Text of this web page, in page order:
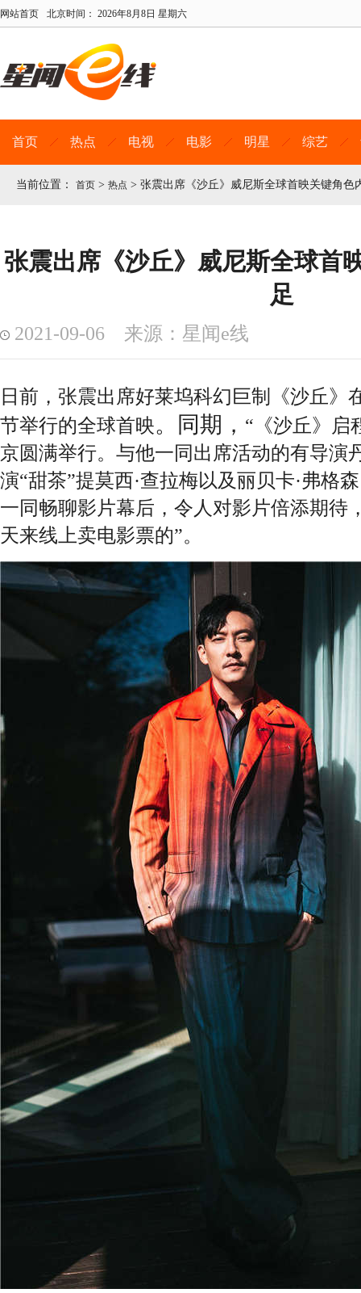
网站首页 北京时间： 2026年8月8日 星期六
首页 热点 电视 电影 明星 综艺
当前位置： 首页 > 热点 > 张震出席《沙丘》威尼斯全球首映关键角色
张震出席《沙丘》威尼斯全球首
足
2021-09-06 来源：星闻e线
日前，张震出席好莱坞科幻巨制《沙丘》
节举行的全球首映。 同期， “《沙丘》启
京圆满举行。与他一同出席活动的有导演
演“甜茶”提莫西·查拉梅以及丽贝卡·弗格
一同畅聊影片幕后 ，令人对影片倍添期待
天来线上卖电影票的”。